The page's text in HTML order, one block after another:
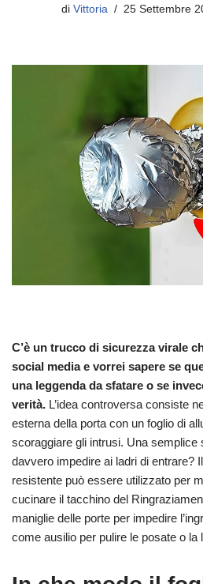
di Vittoria 25 Settembre
C’è un trucco di sicurezza virale
social media e vorrei sapere se
una leggenda da sfatare o se
verità. L’idea controversa consiste
esterna della porta con un foglio di
scoraggiare gli intrusi. Una semplice
davvero impedire ai ladri di entrare?
resistente può essere utilizzato per
cucinare il tacchino del
maniglie delle porte per impedire
come ausilio per pulire le posate o la